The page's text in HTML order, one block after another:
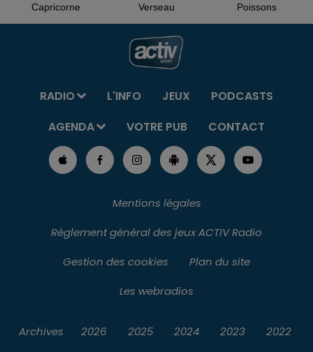
Capricorne Verseau Poissons
RADIO L'INFO JEUX
PODCASTS
AGENDA
VOTRE PUB CONTACT
Mentions légales
Règlement général des jeux ACTIV Radio
Gestion des cookies
Plan du site
Les webradios
Archives 2026 2025 2024 2023 2022